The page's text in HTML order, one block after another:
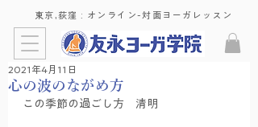
東京,荻窪 : ​オンライン-対面ヨーガレッスン
心の波のながめ方
2021年4月11日
この季節の過ごし方　清明